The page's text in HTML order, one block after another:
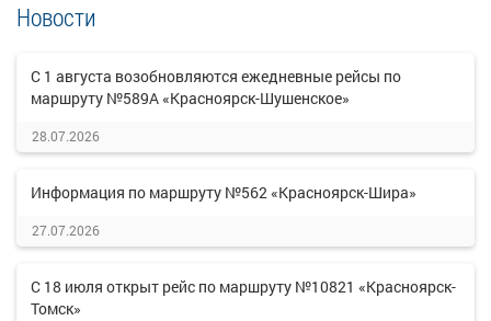
Новости
С 1 августа возобновляются ежедневные рейсы по
маршруту №589А «Красноярск-Шушенское»
28.07.2026
Информация по маршруту №562 «Красноярск-Шира»
27.07.2026
С 18 июля открыт рейс по маршруту №10821 «Красноярск-
Томск»